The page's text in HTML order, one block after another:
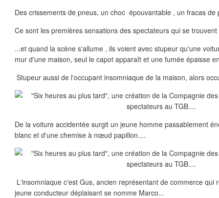
Des crissements de pneus, un choc épouvantable , un fracas de
Ce sont les premières sensations des spectateurs qui se
...et quand la scène s'allume , ils voient avec stupeur qu'une
mur d'une maison, seul le capot apparaît et une fumée épaisse
Stupeur aussi de l'occupant insomniaque de la maison, alors
De la voiture accidentée surgit un jeune homme passablement
blanc et d'une chemise à nœud papillon....
L'insomniaque c'est Gus, ancien représentant de commerce qui
jeune conducteur déplaisant se nomme Marco...